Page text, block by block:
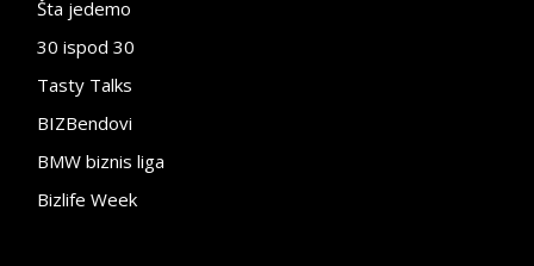
Šta jedemo
30 ispod 30
Tasty Talks
BIZBendovi
BMW biznis liga
Bizlife Week